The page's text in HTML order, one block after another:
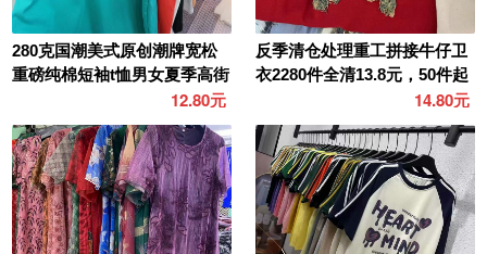
280克国潮美式原创潮牌宽松
重磅纯棉短袖t恤男女夏季高街
12.80元
反季清仓处理重工拼接牛仔卫
衣2280件全清13.8元，50件起
14.80元